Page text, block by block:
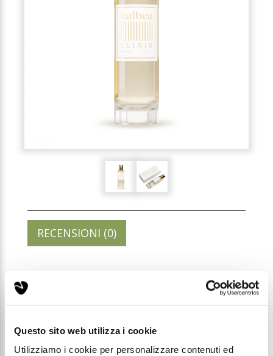
Questo sito web utilizza i cookie
Utilizziamo i cookie per personalizzare contenuti ed
RECENSIONI (0)
143 - PROFUMO DONNA
35ML ELIXIR
Codice: E143